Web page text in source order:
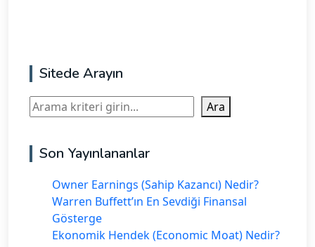
Sitede Arayın
Ara Ara
Son Yayınlananlar
Owner Earnings (Sahip Kazancı) Nedir?
Warren Buffett’ın En Sevdiği Finansal
Gösterge
Ekonomik Hendek (Economic Moat) Nedir?